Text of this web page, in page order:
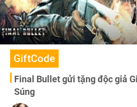
GiftCode
Final Bullet gửi tặng độc giả
Súng